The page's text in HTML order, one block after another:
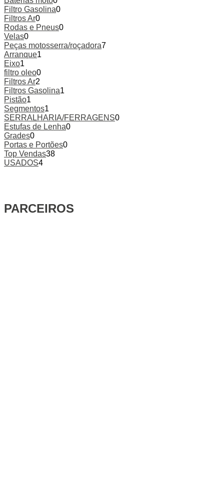
Filtro Gasolina0
Filtros Ar0
Rodas e Pneus0
Velas0
Peças motosserra/roçadora7
Arranque1
Eixo1
filtro oleo0
Filtros Ar2
Filtros Gasolina1
Pistão1
Segmentos1
SERRALHARIA/FERRAGENS0
Estufas de Lenha0
Grades0
Portas e Portões0
Top Vendas38
USADOS4
PARCEIROS